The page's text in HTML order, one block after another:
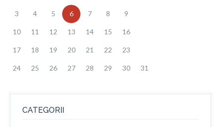
3 4 5 6 7 8 9
10 11 12 13 14 15 16
17 18 19 20 21 22 23
24 25 26 27 28 29 30 31
CATEGORII